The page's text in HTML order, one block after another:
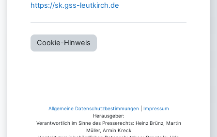
https://sk.gss-leutkirch.de
Cookie-Hinweis
Allgemeine Datenschutzbestimmungen
Impressum
Herausgeber:
Verantwortlich im Sinne des Presserechts: Heinz Brünz, Martin
Müller, Armin Kreck